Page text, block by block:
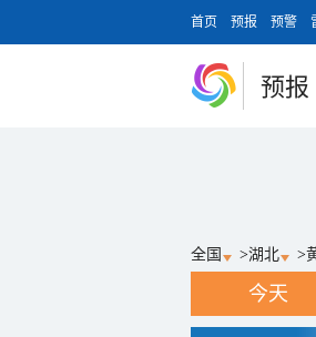
首页 预报 预警
预报
全国 >湖北 >
今天